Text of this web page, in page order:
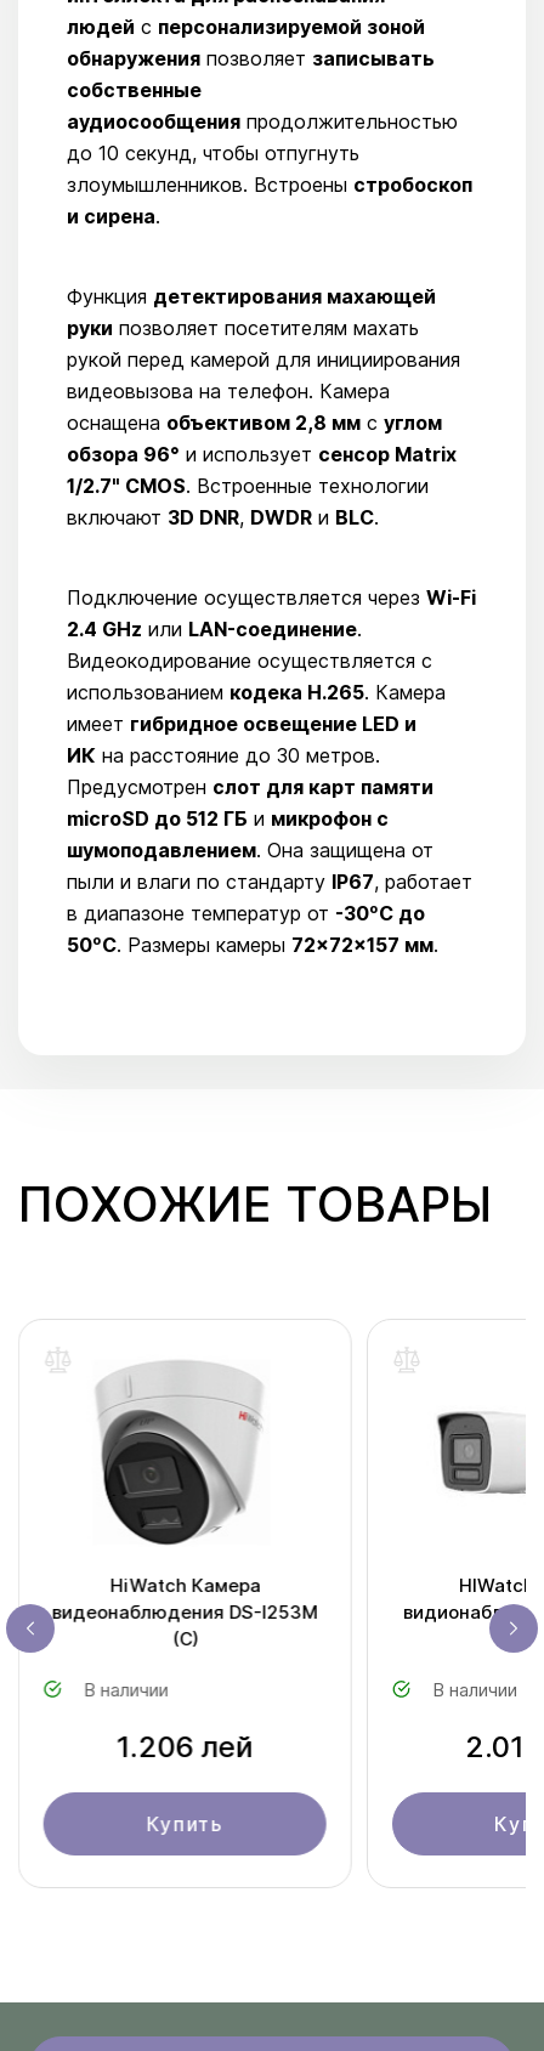
людей с персонализируемой зоной
обнаружения позволяет записывать
собственные
аудиосообщения продолжительностью
до 10 секунд, чтобы отпугнуть
злоумышленников. Встроены стробоскоп
и сирена.
Функция детектирования махающей
руки позволяет посетителям махать
рукой перед камерой для инициирования
видеовызова на телефон. Камера
оснащена объективом 2,8 мм с углом
обзора 96° и использует сенсор Matrix
1/2.7" CMOS. Встроенные технологии
включают 3D DNR, DWDR и BLC.
Подключение осуществляется через Wi-Fi
2.4 GHz или LAN-соединение.
Видеокодирование осуществляется с
использованием кодека H.265. Камера
имеет гибридное освещение LED и
ИК на расстояние до 30 метров.
Предусмотрен слот для карт памяти
microSD до 512 ГБ и микрофон с
шумоподавлением. Она защищена от
пыли и влаги по стандарту IP67, работает
в диапазоне температур от -30ºC до
50ºC. Размеры камеры 72×72×157 мм.
ПОХОЖИЕ ТОВАРЫ
HiWatch Камера
видеонаблюдения DS-I253M
(С)
В наличии
1.206 лей
Купить
HIWatch
В наличии